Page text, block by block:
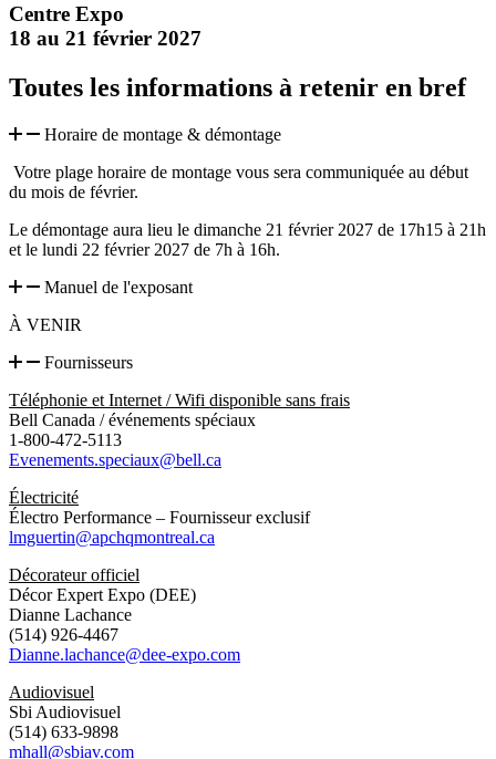
Centre Expo
18 au 21 février 2027
Toutes les informations à retenir en bref
Horaire de montage & démontage
Votre plage horaire de montage vous sera communiquée au début
du mois de février.
Le démontage aura lieu le dimanche 21 février 2027 de 17h15 à 21h
et le lundi 22 février 2027 de 7h à 16h.
Manuel de l'exposant
À VENIR
Fournisseurs
Téléphonie et Internet / Wifi disponible sans frais
Bell Canada / événements spéciaux
1-800-472-5113
Evenements.speciaux@bell.ca
Électricité
Électro Performance – Fournisseur exclusif
lmguertin@apchqmontreal.ca
Décorateur officiel
Décor Expert Expo (DEE)
Dianne Lachance
(514) 926-4467
Dianne.lachance@dee-expo.com
Audiovisuel
Sbi Audiovisuel
(514) 633-9898
mhall@sbiav.com